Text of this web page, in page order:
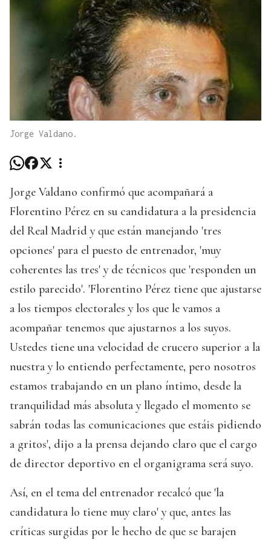
Jorge Valdano.
Jorge Valdano confirmó que acompañará a
Florentino Pérez en su candidatura a la presidencia
del Real Madrid y que están manejando 'tres
opciones' para el puesto de entrenador, 'muy
coherentes las tres' y de técnicos que 'responden un
estilo parecido'. 'Florentino Pérez tiene que ajustarse
a los tiempos electorales y los que le vamos a
acompañar tenemos que ajustarnos a los suyos.
Ustedes tiene una velocidad de crucero superior a la
nuestra y lo entiendo perfectamente, pero nosotros
estamos trabajando en un plano íntimo, desde la
tranquilidad más absoluta y llegado el momento se
sabrán todas las comunicaciones que estáis pidiendo
a gritos', dijo a la prensa dejando claro que el cargo
de director deportivo en el organigrama será suyo.
Así, en el tema del entrenador recalcó que 'la
candidatura lo tiene muy claro' y que, antes las
críticas surgidas por le hecho de que se barajen